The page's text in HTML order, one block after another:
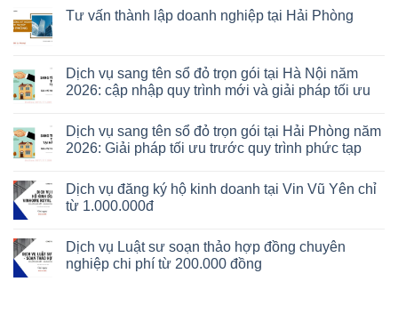
Tư vấn thành lập doanh nghiệp tại Hải Phòng
Dịch vụ sang tên sổ đỏ trọn gói tại Hà Nội năm
2026: cập nhập quy trình mới và giải pháp tối ưu
Dịch vụ sang tên sổ đỏ trọn gói tại Hải Phòng năm
2026: Giải pháp tối ưu trước quy trình phức tạp
Dịch vụ đăng ký hộ kinh doanh tại Vin Vũ Yên chỉ
từ 1.000.000đ
Dịch vụ Luật sư soạn thảo hợp đồng chuyên
nghiệp chi phí từ 200.000 đồng